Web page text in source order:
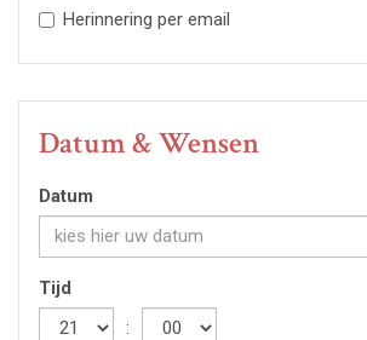
Herinnering per email
Datum & Wensen
Datum
Tijd
Hour
: